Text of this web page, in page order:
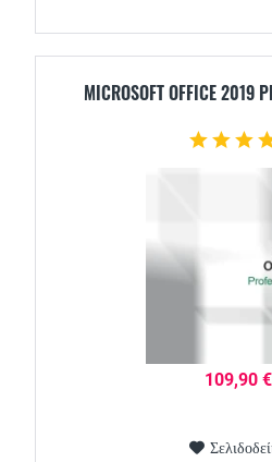
MICROSOFT OFFICE 2019
109,90